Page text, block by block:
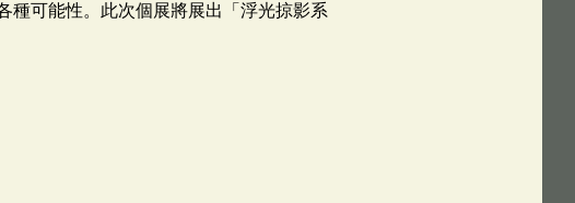
種可能性。此次個展將展出「浮光掠影系